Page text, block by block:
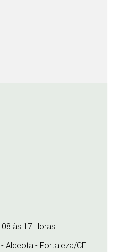
às 17 Horas
Aldeota - Fortaleza/CE